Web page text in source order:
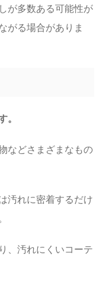
が多数ある可能性が
がる場合がありま
などさまざまなもの
汚れに密着するだけ
、汚れにくいコーテ